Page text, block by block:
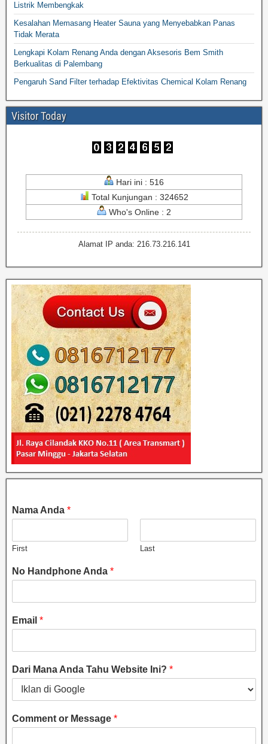
Listrik Membengkak
Kesalahan Memasang Heater Sauna yang Menyebabkan Panas
Tidak Merata
Lengkapi Kolam Renang Anda dengan Aksesoris Bem Smith
Berkualitas di Palembang
Pengaruh Sand Filter terhadap Efektivitas Chemical Kolam Renang
Visitor Today
Hari ini : 516
Total Kunjungan : 324652
Who's Online : 2
Alamat IP anda: 216.73.216.141
Nama Anda *
First Last
No Handphone Anda *
Email *
Dari Mana Anda Tahu Website Ini? *
Comment or Message *